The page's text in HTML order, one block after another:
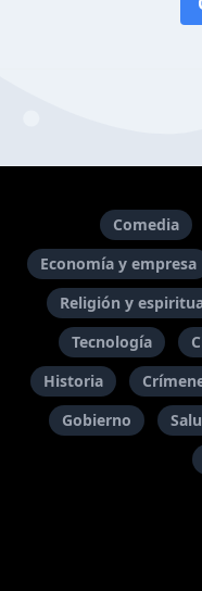
Comedia
Economía y empresa
Religión y
Tecnología
Historia
Gobierno